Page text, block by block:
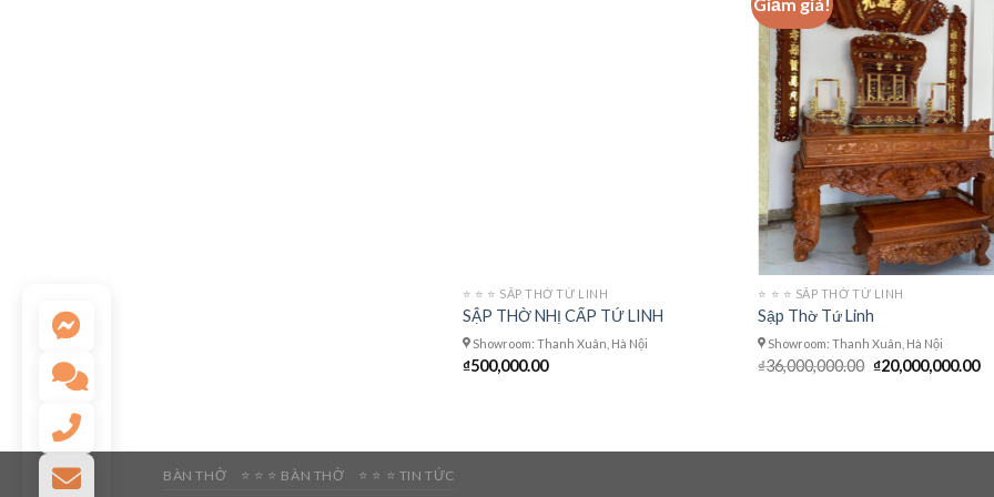
⭐️ ⭐️ ⭐️ SÂP THỜ TỨ LINH
SẬP THỜ NHỊ CẤP TỨ LINH
Showroom: Thanh Xuân, Hà Nội
₫500,000.00
⭐️ ⭐️ ⭐️ SÂP THỜ TỨ LINH
Sập Thờ Tứ Linh
Showroom: Thanh Xuân, Hà Nội
₫36,000,000.00 Giá
₫20,000,000.00Giá
BÀN THỜ ⭐️ ⭐️ ⭐️ BÀN THỜ ⭐️ ⭐️ ⭐️ TIN TỨC